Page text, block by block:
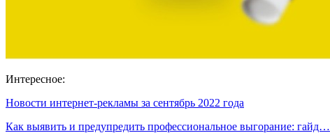
Интересное:
Новости интернет-рекламы за сентябрь 2022 года
Как выявить и предупредить профессиональное выгорание: гайд…